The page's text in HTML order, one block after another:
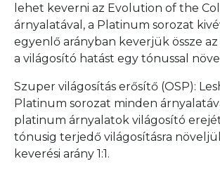
lehet keverni az Evolution of the
árnyalatával, a Platinum sorozat
egyenlő arányban keverjük össze
a világosító hatást egy tónussal
Szuper világosítás erősítő (OSP):
Platinum sorozat minden
platinum árnyalatok világosító
tónusig terjedő világosításra
keverési arány 1:1.